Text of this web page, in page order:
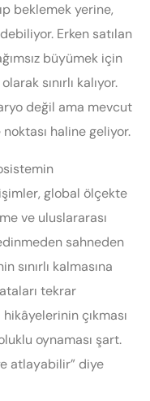
beklemek yerine,
Erken satılan
büyümek için
sınırlı kalıyor.
değil ama mevcut
haline geliyor.
global ölçekte
ve uluslararası
sahneden
sınırlı kalmasına
tekrar
çıkması
oynaması şart.
atlayabilir” diye